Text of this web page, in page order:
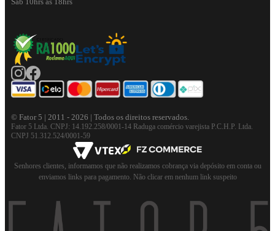
© Fator 5 | 2011 - 2026 | Todos os direitos reservados.
Fator 5 Ltda. CNPJ: 14.192.258/0001-14 Raduga comércio varejista P.C.H.P. Ltda.
CNPJ 51.312.524/0001-59
Senhores clientes, informamos que não realizamos cobrança via depósito em conta ou
enviamos links para pagamento. Não clicar em nenhum link suspeito